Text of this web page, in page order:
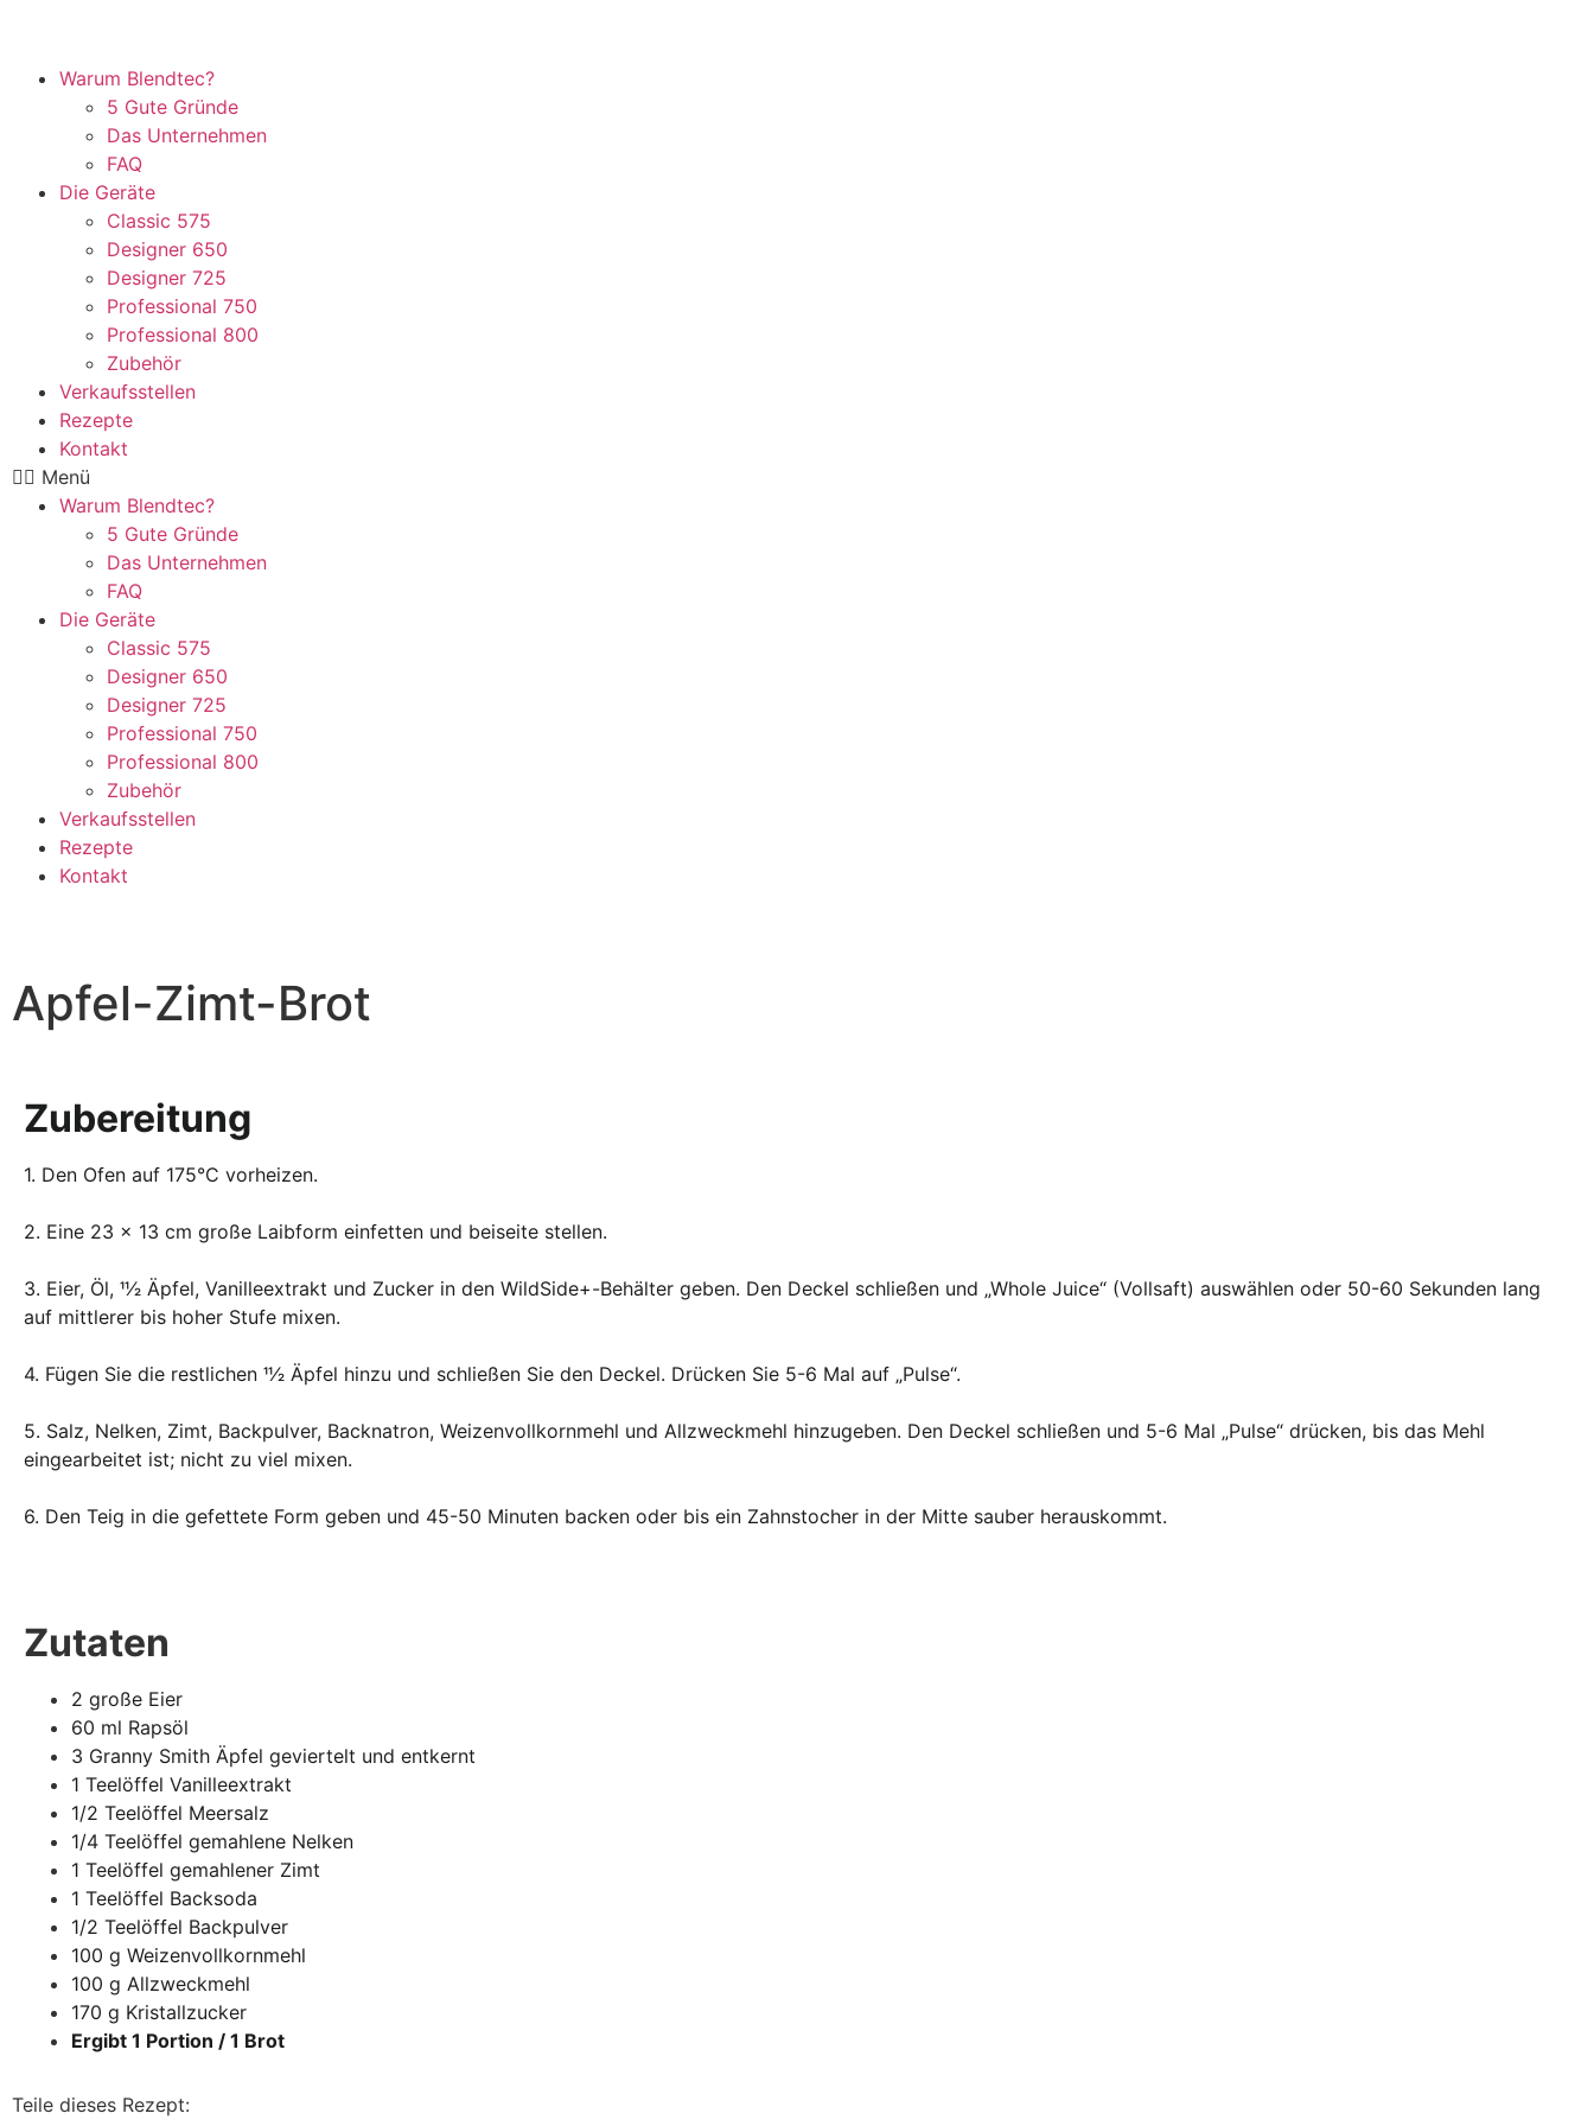
Warum Blendtec?
5 Gute Gründe
Das Unternehmen
FAQ
Die Geräte
Classic 575
Designer 650
Designer 725
Professional 750
Professional 800
Zubehör
Verkaufsstellen
Rezepte
Kontakt
Menü
Warum Blendtec?
5 Gute Gründe
Das Unternehmen
FAQ
Die Geräte
Classic 575
Designer 650
Designer 725
Professional 750
Professional 800
Zubehör
Verkaufsstellen
Rezepte
Kontakt
Apfel-Zimt-Brot
Zubereitung
1. Den Ofen auf 175°C vorheizen.
2. Eine 23 x 13 cm große Laibform einfetten und beiseite stellen.
3. Eier, Öl, 11⁄2 Äpfel, Vanilleextrakt und Zucker in den WildSide+-Behälter geben. Den Deckel schließen und „Whole Juice“ (Vollsaft) auswählen oder 50-60 Sekunden lang
auf mittlerer bis hoher Stufe mixen.
4. Fügen Sie die restlichen 11⁄2 Äpfel hinzu und schließen Sie den Deckel. Drücken Sie 5-6 Mal auf „Pulse“.
5. Salz, Nelken, Zimt, Backpulver, Backnatron, Weizenvollkornmehl und Allzweckmehl hinzugeben. Den Deckel schließen und 5-6 Mal „Pulse“ drücken, bis das Mehl
eingearbeitet ist; nicht zu viel mixen.
6. Den Teig in die gefettete Form geben und 45-50 Minuten backen oder bis ein Zahnstocher in der Mitte sauber herauskommt.
Zutaten
2 große Eier
60 ml Rapsöl
3 Granny Smith Äpfel geviertelt und entkernt
1 Teelöffel Vanilleextrakt
1/2 Teelöffel Meersalz
1/4 Teelöffel gemahlene Nelken
1 Teelöffel gemahlener Zimt
1 Teelöffel Backsoda
1/2 Teelöffel Backpulver
100 g Weizenvollkornmehl
100 g Allzweckmehl
170 g Kristallzucker
Ergibt 1 Portion / 1 Brot
Teile dieses Rezept: